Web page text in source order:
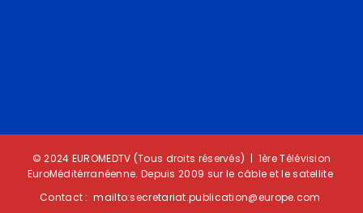
© 2024 EUROMEDTV (Tous droits réservés) | 1ère Télévision
EuroMéditérranéenne. Depuis 2009 sur le câble et le satellite
Contact :mailto:secretariat.publication@europe.com